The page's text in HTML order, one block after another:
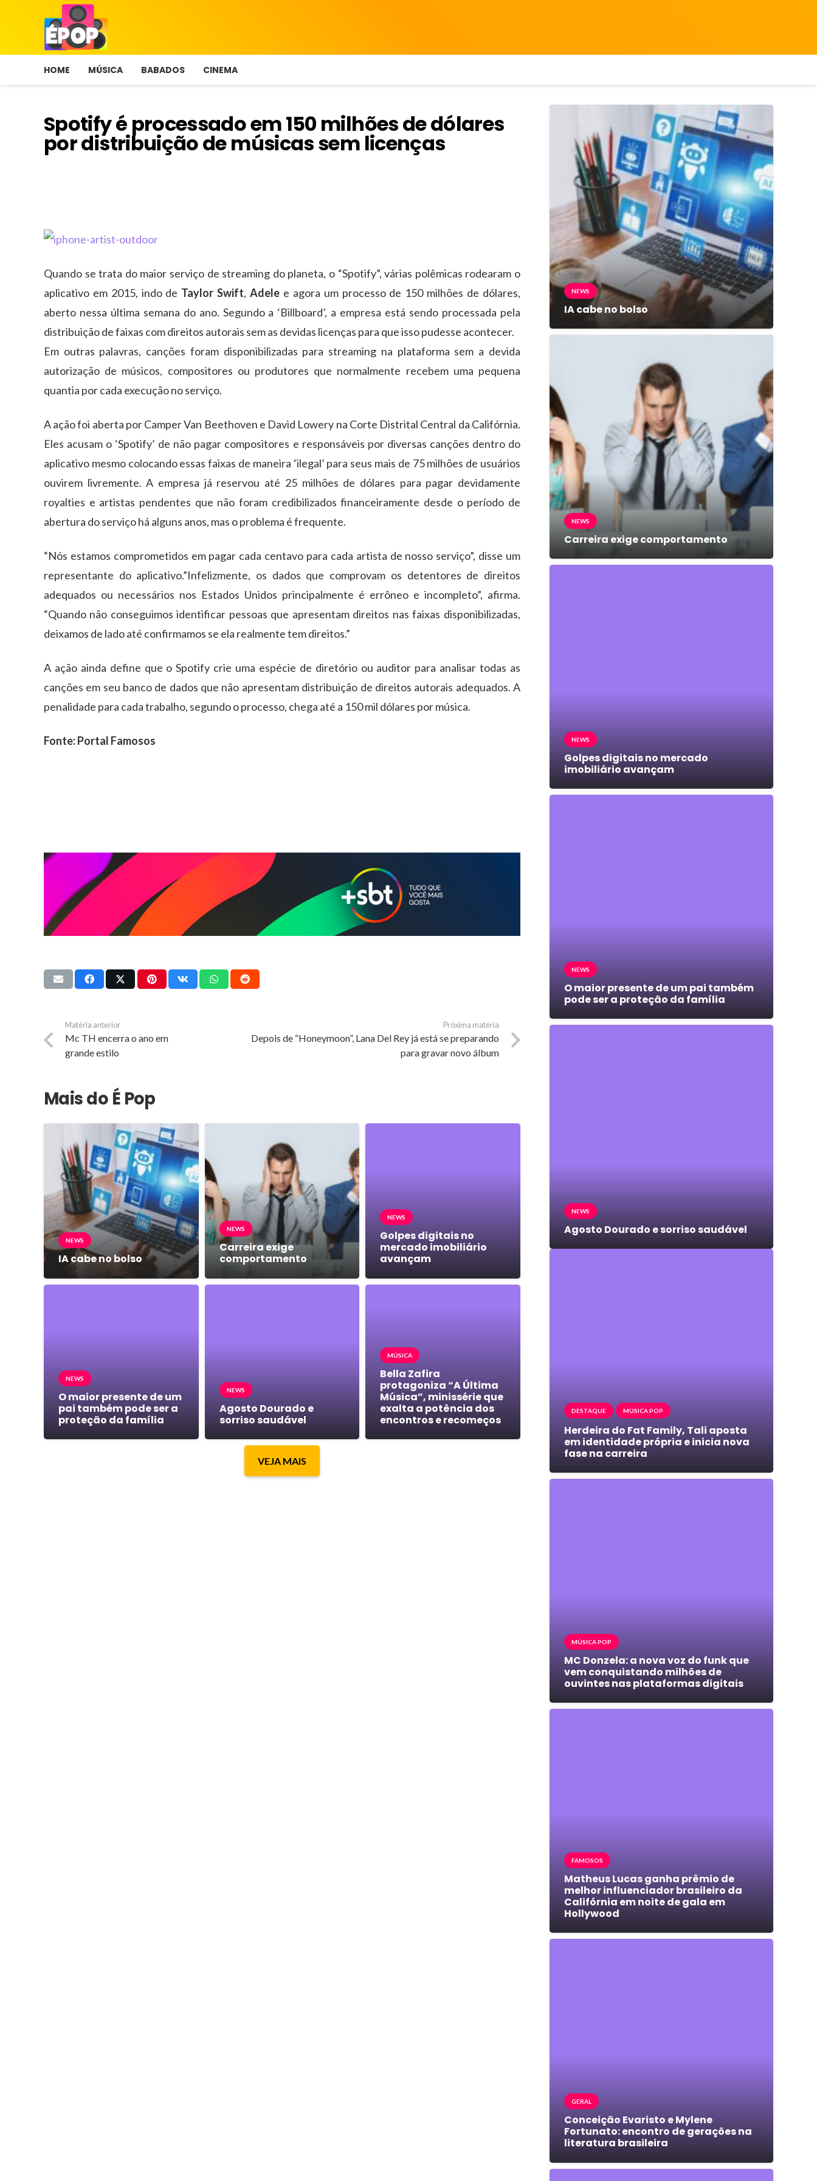
HOME MÚSICA BABADOS CINEMA
Spotify é processado em 150 milhões de dólares
por distribuição de músicas sem licenças
Quando se trata do maior serviço de streaming do planeta, o “Spotify”, várias polêmicas rodearam o
aplicativo em 2015, indo de Taylor Swift,Adele e agora um processo de 150 milhões de dólares,
aberto nessa última semana do ano. Segundo a ‘Billboard’, a empresa está sendo processada pela
distribuição de faixas com direitos autorais sem as devidas licenças para que isso pudesse acontecer.
Em outras palavras, canções foram disponibilizadas para streaming na plataforma sem a devida
autorização de músicos, compositores ou produtores que normalmente recebem uma pequena
quantia por cada execução no serviço.
A ação foi aberta por Camper Van Beethoven e David Lowery na Corte Distrital Central da Califórnia.
Eles acusam o ‘Spotify’ de não pagar compositores e responsáveis por diversas canções dentro do
aplicativo mesmo colocando essas faixas de maneira ‘ilegal’ para seus mais de 75 milhões de usuários
ouvirem livremente. A empresa já reservou até 25 milhões de dólares para pagar devidamente
royalties e artistas pendentes que não foram credibilizados financeiramente desde o período de
abertura do serviço há alguns anos, mas o problema é frequente.
“Nós estamos comprometidos em pagar cada centavo para cada artista de nosso serviço”, disse um
representante do aplicativo.”Infelizmente, os dados que comprovam os detentores de direitos
adequados ou necessários nos Estados Unidos principalmente é errôneo e incompleto”, afirma.
“Quando não conseguimos identificar pessoas que apresentam direitos nas faixas disponibilizadas,
deixamos de lado até confirmamos se ela realmente tem direitos.”
A ação ainda define que o Spotify crie uma espécie de diretório ou auditor para analisar todas as
canções em seu banco de dados que não apresentam distribuição de direitos autorais adequados. A
penalidade para cada trabalho, segundo o processo, chega até a 150 mil dólares por música.
Fonte: Portal Famosos
Matéria anterior
Mc TH encerra o ano em
grande estilo
Próxima matéria
Depois de “Honeymoon”, Lana Del Rey já está se preparando
para gravar novo álbum
Mais do É Pop
NEWS
IA cabe no bolso
NEWS
Carreira exige
comportamento
NEWS
Golpes digitais no
mercado imobiliário
avançam
NEWS
O maior presente de um
pai também pode ser a
proteção da família
NEWS
Agosto Dourado e
sorriso saudável
MÚSICA
Bella Zafira
protagoniza “A Última
Música”, minissérie que
exalta a potência dos
encontros e recomeços
VEJA MAIS
NEWS
IA cabe no bolso
NEWS
Carreira exige comportamento
NEWS
Golpes digitais no mercado
imobiliário avançam
NEWS
O maior presente de um pai também
pode ser a proteção da família
NEWS
Agosto Dourado e sorriso saudável
DESTAQUE MÚSICA POP
Herdeira do Fat Family, Tali aposta
em identidade própria e inicia nova
fase na carreira
MÚSICA POP
MC Donzela: a nova voz do funk que
vem conquistando milhões de
ouvintes nas plataformas digitais
FAMOSOS
Matheus Lucas ganha prêmio de
melhor influenciador brasileiro da
Califórnia em noite de gala em
Hollywood
GERAL
Conceição Evaristo e Mylene
Fortunato: encontro de gerações na
literatura brasileira